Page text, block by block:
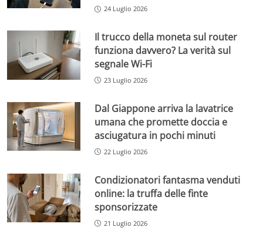
24 Luglio 2026
Il trucco della moneta sul router
funziona davvero? La verità sul
segnale Wi-Fi
23 Luglio 2026
Dal Giappone arriva la lavatrice
umana che promette doccia e
asciugatura in pochi minuti
22 Luglio 2026
Condizionatori fantasma venduti
online: la truffa delle finte
sponsorizzate
21 Luglio 2026